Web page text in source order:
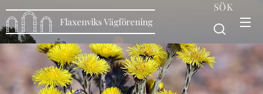
Flaxenviks Vägförening
SÖK